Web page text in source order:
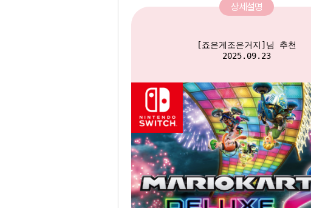
상세설명
[죠은게조은거지]님 추천
2025.09.23